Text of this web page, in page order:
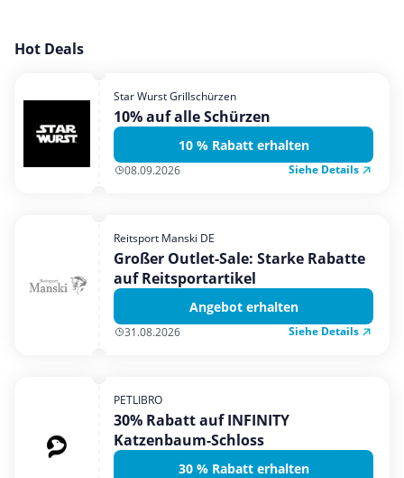
Garten, Haushalt & Tiere
Mobilfunk & Internet
Mode & Accessoires
Shopping
Urlaub & Reise
Hot Deals
Star Wurst Grillschürzen
10% auf alle Schürzen
10 % Rabatt erhalten
08.09.2026 Siehe Details
Reitsport Manski DE
Großer Outlet-Sale: Starke Rabatte
auf Reitsportartikel
Angebot erhalten
31.08.2026 Siehe Details
PETLIBRO
30% Rabatt auf INFINITY
Katzenbaum-Schloss
30 % Rabatt erhalten